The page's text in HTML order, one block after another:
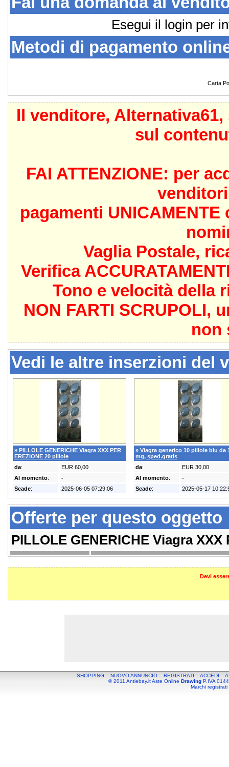
Esegui il login per
Metodi di pagamento
Carta
Il venditore, Alternativa61,
sul
FAI ATTENZIONE: per
pagamenti
Vaglia Postale,
Verifica
Tono e velocità della
NON FARTI SCRUPOLI,
non
Vedi le altre inserzioni del
» PILLOLE GENERICHE Viagra XXX PER
EREZIONE 20 pillole
da:
EUR 60,00
Al momento:
-
Scade: 2025-06-05 07:29:06
» Viagra generico 10 pillole blu da
mg, sped.gratis
da:
EUR 30,00
Al momento:
-
Scade: 2025-05-17
Offerte per questo oggetto
PILLOLE GENERICHE Viagra
Devi
SHOPPING :: NUOVO ANNUNCIO:: REGISTRATI :: ACCEDI ::
© 2011 Antiebay.it Aste Online DrawingP.IVA
Marchi